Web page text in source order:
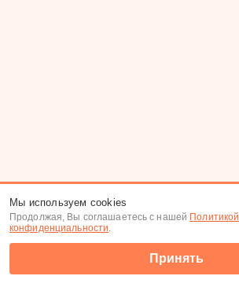
Мы используем cookies
Продолжая, Вы соглашаетесь с нашей Политикой
конфиденциальности.
Принять